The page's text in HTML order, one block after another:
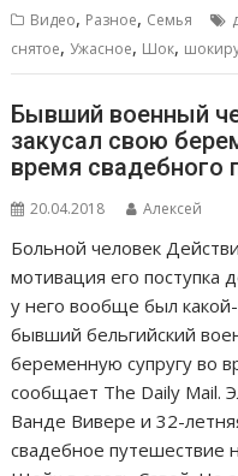
Видео, Разное, Семья
снятое,Ужасное, Шок,
Бывший военный
закусал свою
время свадебного
20.04.2018 Алексей
Больной человек
мотивация его поступка
у него вообще был
бывший бельгийский
беременную супругу во
сообщает The Daily Mail.
Ванде Вивере и 32-
свадебное путешествие